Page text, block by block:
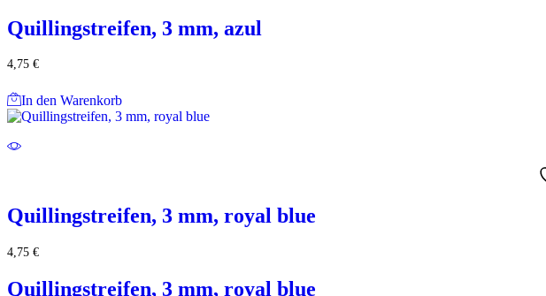
Quillingstreifen, 3 mm, azul
4,75 €
In den Warenkorb
Quillingstreifen, 3 mm, royal blue
4,75 €
Quillingstreifen, 3 mm, royal blue